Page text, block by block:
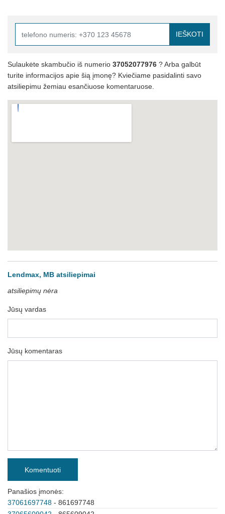
IEŠKOTI
Sulaukėte skambučio iš numerio 37052077976 ? Arba galbūt
turite informacijos apie šią įmonę? Kviečiame pasidalinti savo
atsiliepimu žemiau esančiuose komentaruose.
Lendmax, MB atsiliepimai
atsiliepimų nėra
Jūsų vardas
Jūsų komentaras
Komentuoti
Panašios įmonės:
37061697748 - 861697748